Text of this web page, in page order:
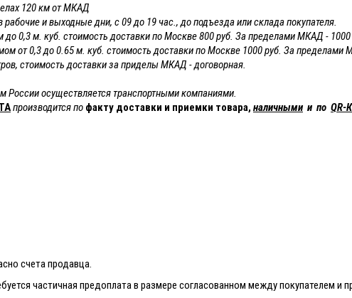
120 км от МКАД
и выходные дни, с 09 до 19 час., до подъезда или склада покупателя.
0,3 м. куб. стоимость доставки по Москве 800 руб. За пределами МКАД - 1000
от 0,3 до 0.65 м. куб. стоимость доставки по Москве 1000 руб. За
стоимость доставки за приделы МКАД - договорная.
России осуществляется транспортными компаниями.
производится по факту доставки и приемки товара, наличными и по QR-
счета продавца.
частичная предоплата в размере согласованном между покупателем и